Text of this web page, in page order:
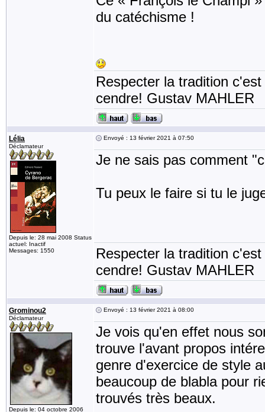
du catéchisme !
Respecter la tradition
cendre! Gustav MAHLER
Lélia
Déclamateur
Depuis le: 28 mai 2008 Status
actuel: Inactif
Messages: 1550
Envoyé : 13 février 2021 à 07:50
Je ne sais pas comment
Tu peux le faire si tu le
Respecter la tradition
cendre! Gustav MAHLER
Grominou2
Déclamateur
Depuis le: 04 octobre 2006
Envoyé : 13 février 2021 à 08:00
Je vois qu'en effet nous
trouve l'avant propos
genre d'exercice de style
beaucoup de blabla pour
trouvés très beaux.